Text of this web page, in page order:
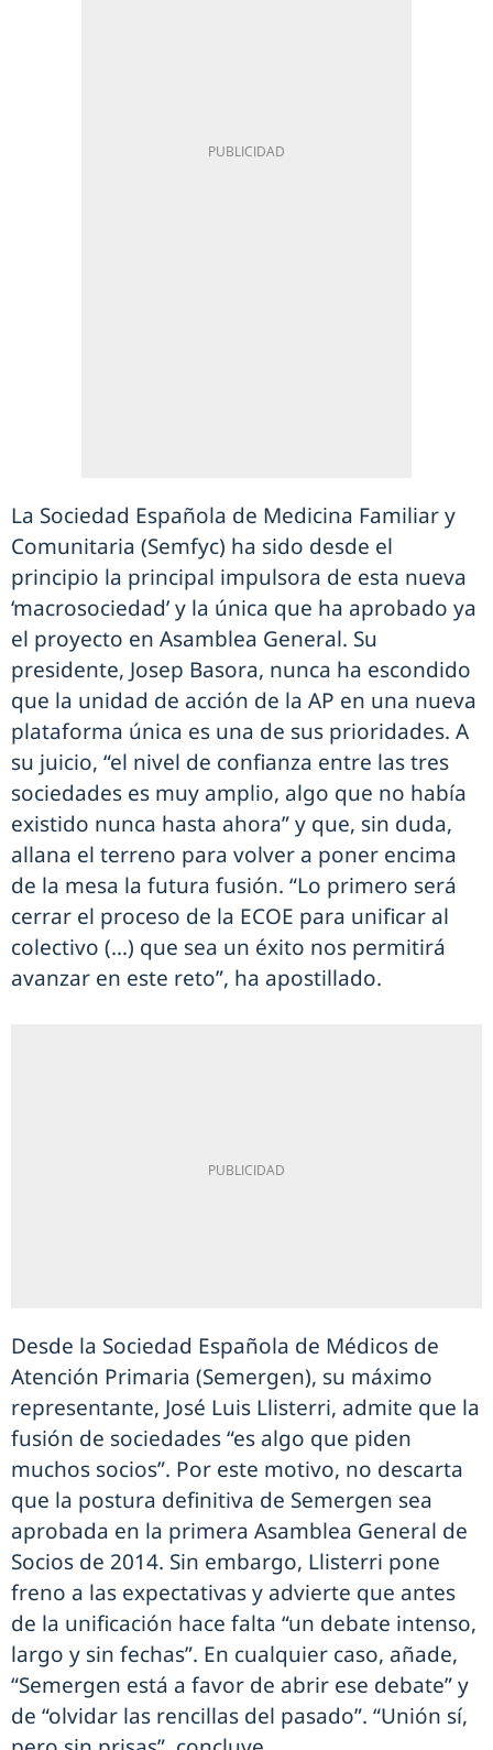
La Sociedad Española de Medicina Familiar y
Comunitaria (Semfyc) ha sido desde el
principio la principal impulsora de esta nueva
‘macrosociedad’ y la única que ha aprobado ya
el proyecto en Asamblea General. Su
presidente, Josep Basora, nunca ha escondido
que la unidad de acción de la AP en una nueva
plataforma única es una de sus prioridades. A
su juicio, “el nivel de confianza entre las tres
sociedades es muy amplio, algo que no había
existido nunca hasta ahora” y que, sin duda,
allana el terreno para volver a poner encima
de la mesa la futura fusión. “Lo primero será
cerrar el proceso de la ECOE para unificar al
colectivo (…) que sea un éxito nos permitirá
avanzar en este reto”, ha apostillado.
Desde la Sociedad Española de Médicos de
Atención Primaria (Semergen), su máximo
representante, José Luis Llisterri, admite que la
fusión de sociedades “es algo que piden
muchos socios”. Por este motivo, no descarta
que la postura definitiva de Semergen sea
aprobada en la primera Asamblea General de
Socios de 2014. Sin embargo, Llisterri pone
freno a las expectativas y advierte que antes
de la unificación hace falta “un debate intenso,
largo y sin fechas”. En cualquier caso, añade,
“Semergen está a favor de abrir ese debate” y
de “olvidar las rencillas del pasado”. “Unión sí,